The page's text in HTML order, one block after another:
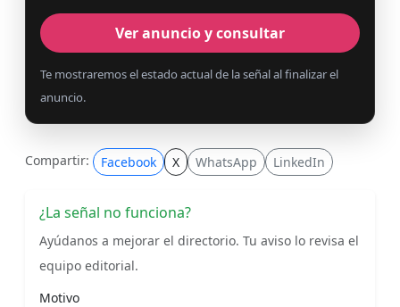
Ver anuncio y consultar
Te mostraremos el estado actual de la señal al finalizar el
anuncio.
Compartir: Facebook X WhatsApp LinkedIn
¿La señal no funciona?
Ayúdanos a mejorar el directorio. Tu aviso lo revisa el
equipo editorial.
Motivo